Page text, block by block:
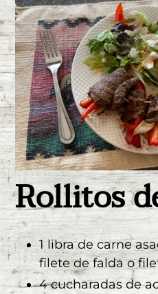
Rollitos
1 libra de carne
filete de falda o
4 cucharadas de